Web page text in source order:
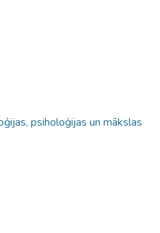
psiholoģijas un mākslas